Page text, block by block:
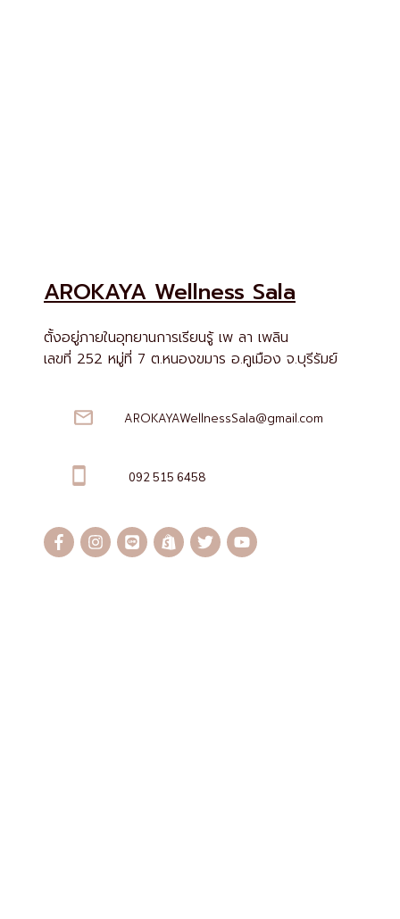
AROKAYA Wellness Sala
ตั้งอยู่ภายในอุทยานการเรียนรู้ เพ ลา เพลิน
เลขที่ 252 หมู่ที่ 7 ต.หนองขมาร อ.คูเมือง จ.บุรีรัมย์
AROKAYAWellnessSala@gmail.com
092 515 6458